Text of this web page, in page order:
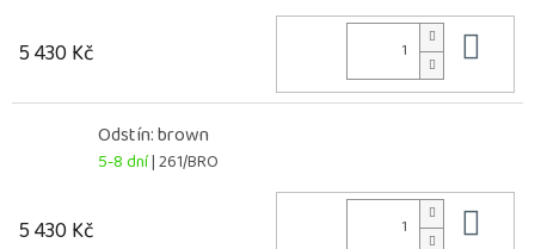
5 430 Kč
Odstín: brown
5-8 dní| 261/BRO
5 430 Kč